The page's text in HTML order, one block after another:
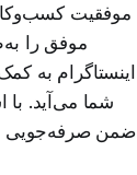
موفقیت
موفق را
شما می‌آید. با
ضمن صرفه‌جویی